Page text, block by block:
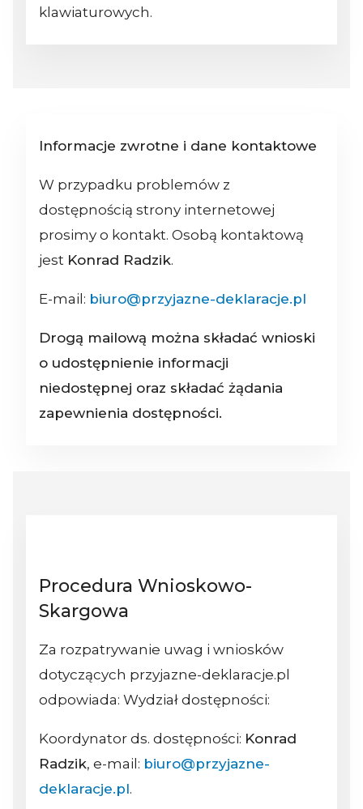
klawiaturowych.
Informacje zwrotne i dane kontaktowe
W przypadku problemów z
dostępnością strony internetowej
prosimy o kontakt. Osobą kontaktową
jest Konrad Radzik.
E-mail: biuro@przyjazne-deklaracje.pl
Drogą mailową można składać wnioski
o udostępnienie informacji
niedostępnej oraz składać żądania
zapewnienia dostępności.
Procedura Wnioskowo-
Skargowa
Za rozpatrywanie uwag i wniosków
dotyczących przyjazne-deklaracje.pl
odpowiada: Wydział dostępności:
Koordynator ds. dostępności: Konrad
Radzik, e-mail: biuro@przyjazne-
deklaracje.pl.